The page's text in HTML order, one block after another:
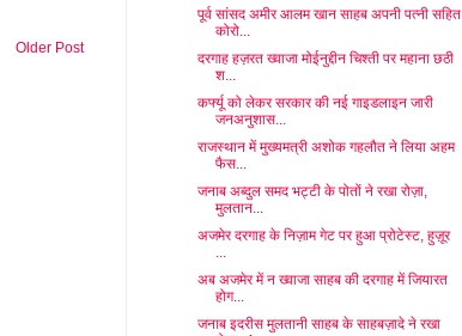
Older Post
पूर्व सांसद अमीर आलम खान साहब अपनी पत्नी सहित
कोरो...
दरगाह हज़रत ख्वाजा मोईनुद्दीन चिश्ती पर महाना छठी
श...
कर्फ्यू को लेकर सरकार की नई गाइडलाइन जारी
जनअनुशास...
राजस्थान में मुख्यमत्री अशोक गहलौत ने लिया अहम
फैस...
जनाब अब्दुल समद भट्टी के पोतों ने रखा रोज़ा,
मुलतान...
अजमेर दरगाह के निज़ाम गेट पर हुआ प्रोटेस्ट, हुज़ूर
...
अब अजमेर में न ख्वाजा साहब की दरगाह में जियारत
होग...
जनाब इदरीस मुलतानी साहब के साहबज़ादे ने रखा